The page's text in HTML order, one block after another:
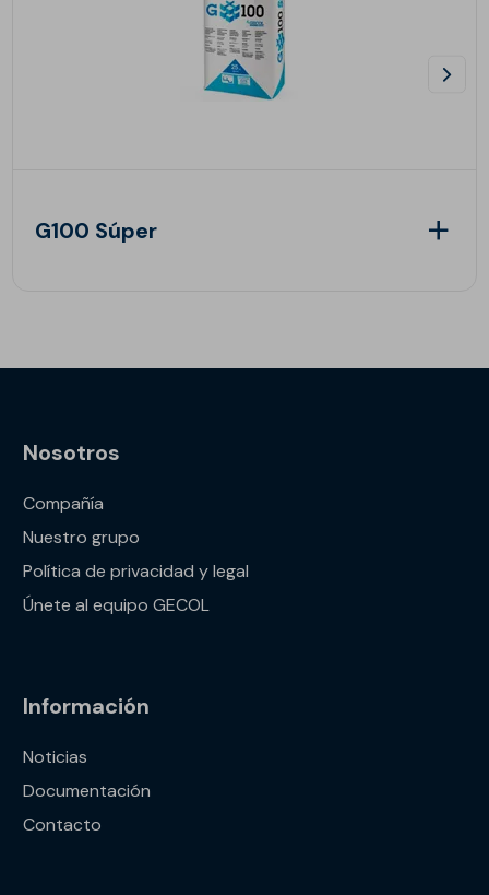
G100 Súper
Nosotros
Compañía
Nuestro grupo
Política de privacidad y legal
Únete al equipo GECOL
Información
Noticias
Documentación
Contacto